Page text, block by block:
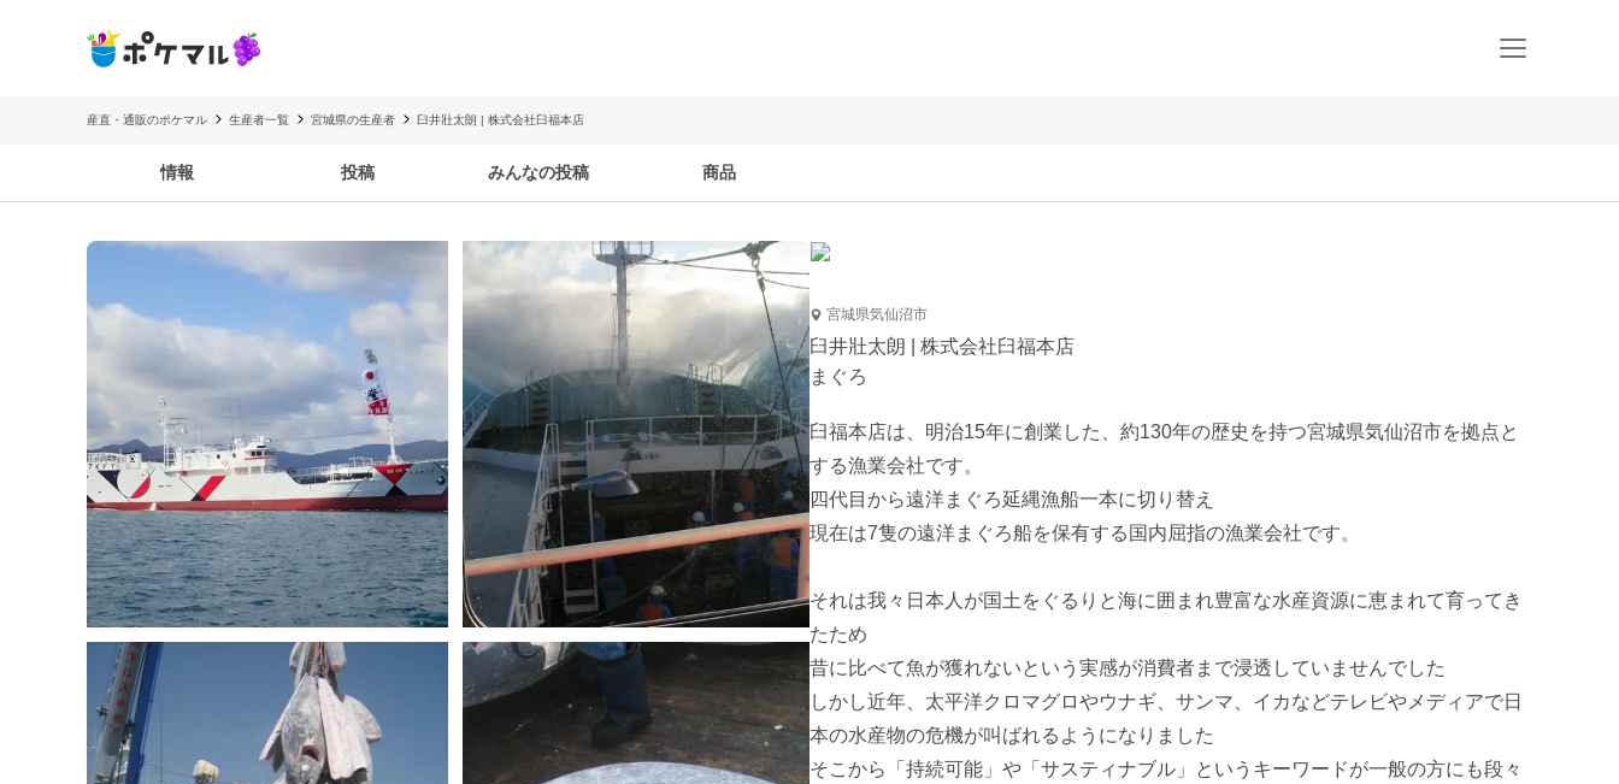
産直・通販のポケマル 生産者一覧 宮城県の生産者 臼井壯太朗 | 株式会社臼福本店
情報 投稿 みんなの投稿 商品
宮城県気仙沼市
臼井壯太朗 | 株式会社臼福本店
まぐろ
臼福本店は、明治15年に創業した、約130年の歴史を持つ宮城県気仙沼市を拠点と
する漁業会社です。
四代目から遠洋まぐろ延縄漁船一本に切り替え
現在は7隻の遠洋まぐろ船を保有する国内屈指の漁業会社です。
それは我々日本人が国土をぐるりと海に囲まれ豊富な水産資源に恵まれて育ってき
たため
昔に比べて魚が獲れないという実感が消費者まで浸透していませんでした
しかし近年、太平洋クロマグロやウナギ、サンマ、イカなどテレビやメディアで日
本の水産物の危機が叫ばれるようになりました
そこから「持続可能」や「サスティナブル」というキーワードが一般の方にも段々